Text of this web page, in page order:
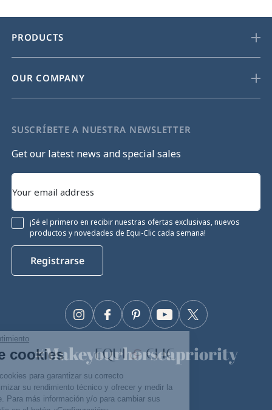
sin consentimiento
de cookies
sitio utiliza cookies para garantizar su correcto
optimizar su rendimiento técnico y ofrecer y medir la
pertinente. Para más información y/o para cambiar sus
PRODUCTS
OUR COMPANY
SUSCRÍBETE A NUESTRA NEWSLETTER
Get our latest news and special sales
¡Sé el primero en recibir nuestras ofertas exclusivas, nuevos
productos y novedades de Equi-Clic cada semana!
Registrarse
Facebook Twitter
YouTube
Pinterest
Instagram
#Makeyourhorseapriority
🫶